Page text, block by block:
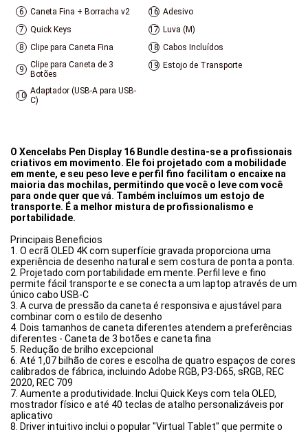
6
Caneta Fina + Borracha v2
7
Quick Keys
8
Clipe para Caneta Fina
9
Clipe para Caneta de 3
Botões
10 Adaptador (USB-A para USB-
C)
16 Adesivo
17 Luva (M)
18 Cabos Incluídos
19 Estojo de Transporte
O Xencelabs Pen Display 16 Bundle destina-se a profissionais
criativos em movimento. Ele foi projetado com a mobilidade
em mente, e seu peso leve e perfil fino facilitam o encaixe na
maioria das mochilas, permitindo que você o leve com você
para onde quer que vá. Também incluímos um estojo de
transporte. É a melhor mistura de profissionalismo e
portabilidade.
Principais Beneficios
1. O ecrã OLED 4K com superfície gravada proporciona uma
experiência de desenho natural e sem costura de ponta a ponta.
2. Projetado com portabilidade em mente. Perfil leve e fino
permite fácil transporte e se conecta a um laptop através de um
único cabo USB-C
3. A curva de pressão da caneta é responsiva e ajustável para
combinar com o estilo de desenho
4. Dois tamanhos de caneta diferentes atendem a preferências
diferentes - Caneta de 3 botões e caneta fina
5. Redução de brilho excepcional
6. Até 1,07 bilhão de cores e escolha de quatro espaços de cores
calibrados de fábrica, incluindo Adobe RGB, P3-D65, sRGB, REC
2020, REC 709
7. Aumente a produtividade. Inclui Quick Keys com tela OLED,
mostrador físico e até 40 teclas de atalho personalizáveis por
aplicativo
8. Driver intuitivo inclui o popular "Virtual Tablet" que permite o